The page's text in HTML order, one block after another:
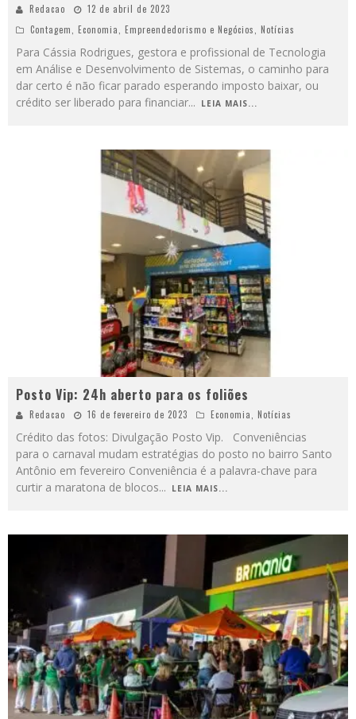
Redacao
12 de abril de 2023
Contagem, Economia, Empreendedorismo e Negócios, Notícias
Para Cássia Rodrigues, gestora e profissional de Tecnologia
em Análise e Desenvolvimento de Sistemas, o caminho para
dar certo é não ficar parado esperando imposto baixar, ou
crédito ser liberado para financiar... LEIA MAIS...
Posto Vip: 24h aberto para os foliões
Redacao 16 de fevereiro de 2023 Economia Notícias
Crédito das fotos: Divulgação Posto Vip. Conveniências
para o carnaval mudam estratégias do posto no bairro Santo
Antônio em fevereiro Conveniência é a palavra-chave para
curtir a maratona de blocos... LEIA MAIS...